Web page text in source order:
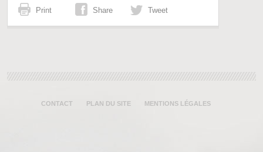
Print Share Tweet
CONTACT PLAN DU SITE MENTIONS LÉGALES